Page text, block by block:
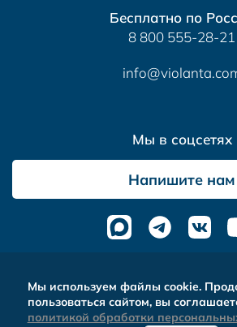
Бесплатно по
8 800 555-28-21
Мы в соцсетях
Напишите нам
Мы используем файлы cookie.
пользоваться сайтом, вы
политикой обработки